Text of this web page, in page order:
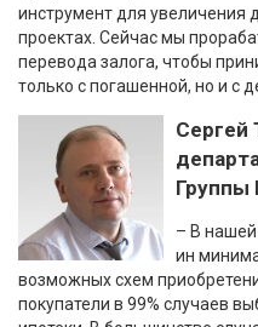
инструмент для увеличения
проектах. Сейчас мы
перевода залога, чтобы
только с погашенной, но и с
Сергей
– В нашей
ин
возможных схем
покупатели в 99% случаев